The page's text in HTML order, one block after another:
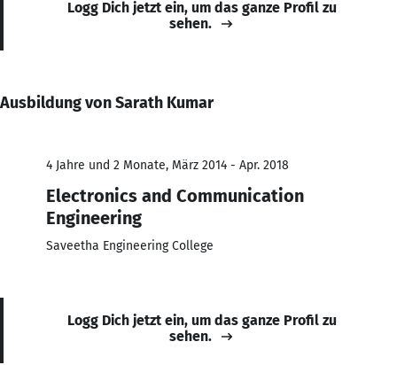
Logg Dich jetzt ein, um das ganze Profil zu
sehen.
Ausbildung von Sarath Kumar
4 Jahre und 2 Monate, März 2014 - Apr. 2018
Electronics and Communication
Engineering
Saveetha Engineering College
Logg Dich jetzt ein, um das ganze Profil zu
sehen.